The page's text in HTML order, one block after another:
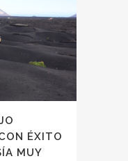
ÉXITO
MUY